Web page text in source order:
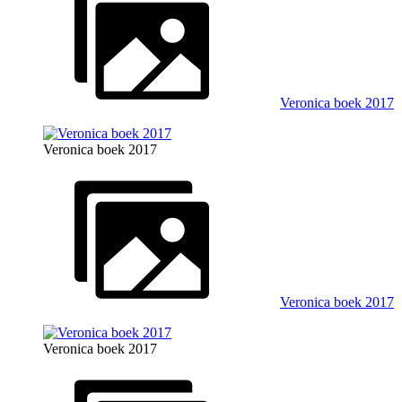
Veronica boek 2017
Veronica boek 2017
Veronica boek 2017
Veronica boek 2017